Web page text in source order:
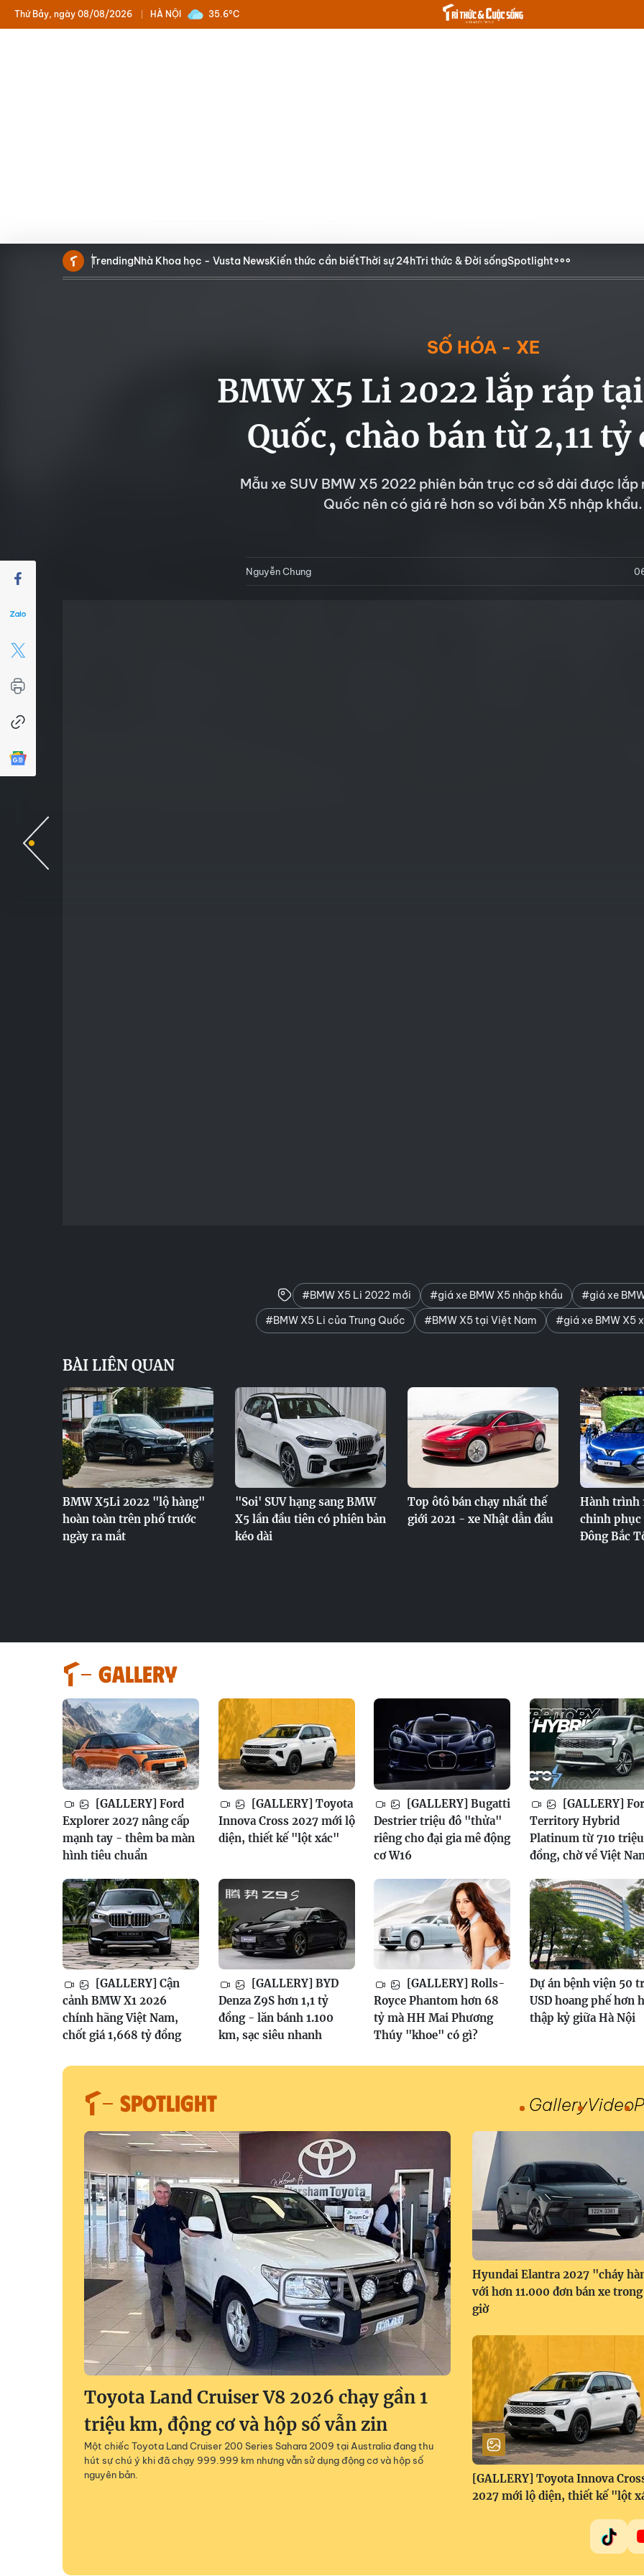
HÀ NỘI
Thứ Bảy, ngày 08/08/2026 35.6°C
TrendingNhà Khoa học - Vusta NewsKiến thức cần biếtThời sự 24hTri thức & Đời sốngSpotlight
SỐ HÓA - XE
BMW X5 Li 2022 lắp ráp
Quốc, chào bán từ 2,11 tỷ
Mẫu xe SUV BMW X5 2022 phiên bản trục cơ sở dài được
Quốc nên có giá rẻ hơn so với bản X5 nhập khẩu.
Nguyễn Chung
#BMW X5 Li 2022 mới #giá xe BMW X5 nhập khẩu
#giá xe
#BMW X5 Li của Trung Quốc
#BMW X5 tại Việt Nam #giá xe BMW X5
BÀI LIÊN QUAN
BMW X5Li 2022 "lộ hàng"
hoàn toàn trên phố trước
ngày ra mắt
"Soi' SUV hạng sang BMW
X5 lần đầu tiên có phiên bản
kéo dài
Top ôtô bán chạy nhất thế
giới 2021 - xe Nhật dẫn đầu
Hành trình
chinh phục
Đông Bắc
GALLERY
[GALLERY] Ford
Explorer 2027 nâng cấp
mạnh tay - thêm ba màn
hình tiêu chuẩn
[GALLERY] Toyota
Innova Cross 2027 mới lộ
diện, thiết kế "lột xác"
[GALLERY] Bugatti
Destrier triệu đô "thửa"
riêng cho đại gia mê động
cơ W16
[GALLERY]
Territory Hybrid
Platinum từ 710 triệu
đồng, chờ về Việt
[GALLERY] Cận
cảnh BMW X1 2026
chính hãng Việt Nam,
chốt giá 1,668 tỷ đồng
[GALLERY] BYD
Denza Z9S hơn 1,1 tỷ
đồng - lăn bánh 1.100
km, sạc siêu nhanh
[GALLERY] Rolls-
Royce Phantom hơn 68
tỷ mà HH Mai Phương
Thúy "khoe" có gì?
Dự án bệnh viện 50
USD hoang phế hơn
thập kỷ giữa Hà Nội
SPOTLIGHT GalleryVideo
Toyota Land Cruiser V8 2026 chạy gần 1
triệu km, động cơ và hộp số vẫn zin
Một chiếc Toyota Land Cruiser 200 Series Sahara 2009 tại Australia đang thu
hút sự chú ý khi đã chạy 999.999 km nhưng vẫn sử dụng động cơ và hộp số
nguyên bản.
Hyundai Elantra 2027 "cháy
với hơn 11.000 đơn bán xe
giờ
[GALLERY] Toyota Innova
2027 mới lộ diện, thiết kế "lột